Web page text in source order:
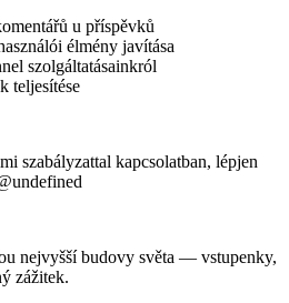
u příspěvků
élmény javítása
szolgáltatásainkról
teljesítése
szabályzattal kapcsolatban, lépjen
nejvyšší budovy světa — vstupenky,
zážitek.